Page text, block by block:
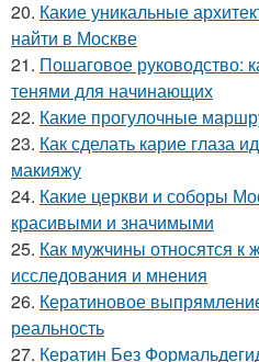
20. Какие уникальные
найти в Москве
21. Пошаговое руководство:
тенями для начинающих
22. Какие прогулочные
23. Как сделать карие глаза
макияжу
24. Какие церкви и соборы
красивыми и значимыми
25. Как мужчины относятся к
исследования и мнения
26. Кератиновое
реальность
27. Кератин Без